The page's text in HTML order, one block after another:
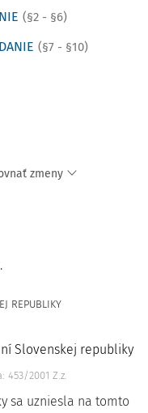
(§2 - §6)
(§7 - §10)
zmeny
REPUBLIKY
Slovenskej republiky
453/2001 Z.z.
sa uzniesla na tomto